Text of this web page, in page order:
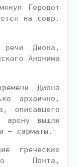
Геродот
на совр.
речи Диона,
Анонима
Диона
архаично,
описавшего
арену вышли
— сарматы.
греческих
Понта,